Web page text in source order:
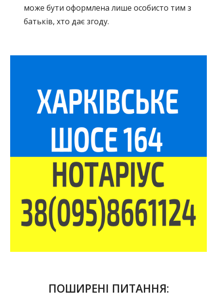
може бути оформлена лише особисто тим з
батьків, хто дає згоду.
ПОШИРЕНІ ПИТАННЯ: